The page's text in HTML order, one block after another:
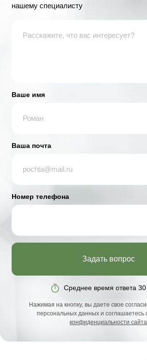
нашему специалисту
Ваше имя
Ваша почта
Номер телефона
Задать вопрос
Среднее время ответа
Нажимая на кнопку, вы даете свое
персональных данных и соглашаетесь
конфиденциальности сайта